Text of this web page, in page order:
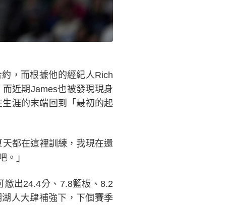
，而根據他的經紀人Rich
近期James也被發現現身
涯的末端回到「最初的起
都在這裡訓練，我現在還
。」
出24.4分、7.8籃板、8.2
人大肆補強下，下個賽季